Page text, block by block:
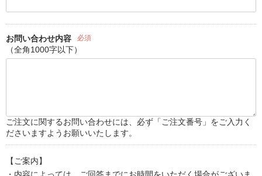
お問い合わせ内容 必須
（全角1000字以下）
ご注文に関するお問い合わせには、必ず「ご注文番号」をご入力く
ださいますようお願いいたします。
【ご案内】
・内容によっては、ご回答までにお時間をいただく場合がございま